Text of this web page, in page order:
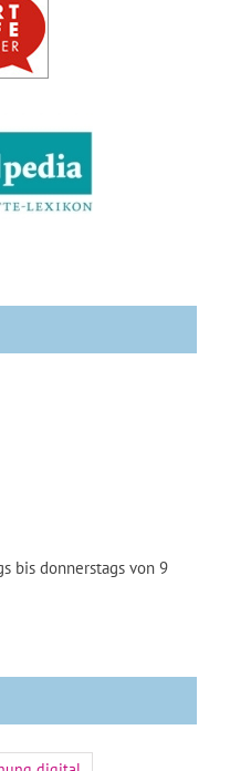
bis donnerstags von 9